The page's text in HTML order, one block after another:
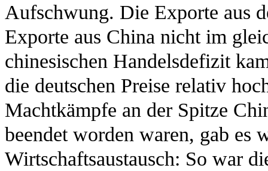
Aufschwung. Die Exporte aus
Exporte aus China nicht im
chinesischen Handelsdefizit
die deutschen Preise relativ
Machtkämpfe an der Spitze
beendet worden waren, gab es
Wirtschaftsaustausch: So war